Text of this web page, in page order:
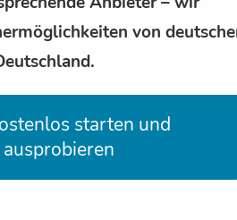
von
starten und
ausprobieren